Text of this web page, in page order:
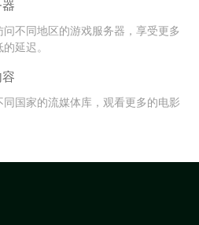
不同地区的游戏服务器，享受更多
延迟。
国家的流媒体库，观看更多的电影